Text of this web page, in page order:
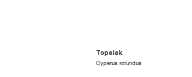
Topalak
Cyperus rotundus